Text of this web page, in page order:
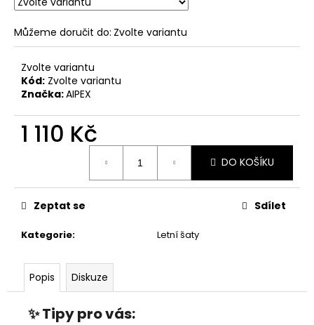
Můžeme doručit do: Zvolte variantu
Zvolte variantu
Kód: Zvolte variantu
Značka:AIPEX
1 110 Kč
DO KOŠÍKU
Kategorie: Letní šaty
Zeptat se Sdílet
Popis Diskuze
✨Tipy pro vás: